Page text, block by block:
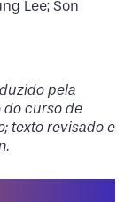
Lee; Son
pela
do curso de
texto revisado e